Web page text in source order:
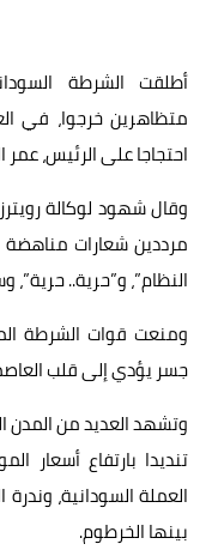
أطلقت الشرطة
متظاهرين خرجوا، في
احتجاجا على الرئيس،
وقال شهود لوكالة
مرددين شعارات
النظام”، و”حرية..
ومنعت قوات الشرطة
جسر يؤدي إلى قلب
وتشهد العديد من المدن
تنديدا بارتفاع أسعار
العملة السودانية،
بينها الخرطوم.